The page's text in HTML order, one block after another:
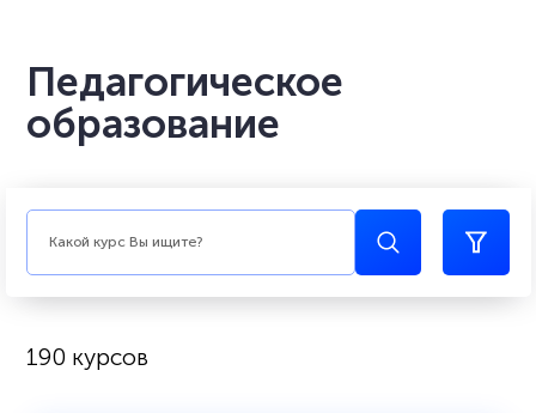
Педагогическое
образование
190 курсов